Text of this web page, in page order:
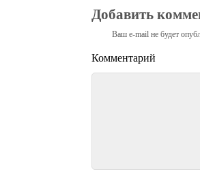
Добавить
Ваш e-mail не будет
Комментарий